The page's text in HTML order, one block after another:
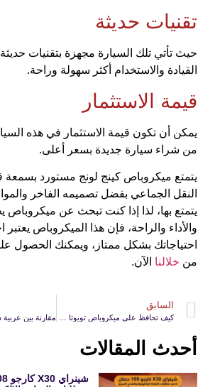
تقنيات حديثة
حيث تأتي تلك السيارة مجهزة بتقنيات
القيادة والاستخدام أكثر سهولة وراحة.
قيمة الاستثمار
يمكن أن تكون قيمة الاستثمار في هذه
من شراء سيارة جديدة بسعر أعلى.
يتمتع ميكروباص كينج لونج مستورد بسمعة
النقل الجماعي بفضل تصميمه الفاخر
يتمتع بها، لذا إذا كنت تبحث عن ميكروباص
والأداء والراحة، فإن هذا الميكروباص يعتبر
احتياجاتك بشكل ممتاز، ويمكنك الحصول
من خلالنا الآن.
السابق
كيف تحافظ على ميكروباص تويوتا جديد من الأعطال؟
أحدث المقالات